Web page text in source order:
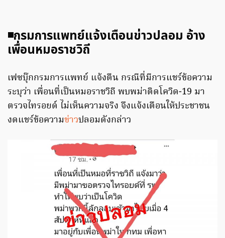
◾️กรมการแพทย์แจ้งเตือนข่าวปลอม อ้าง
เพื่อนหมอราชวิถี
เฟซบุ๊กกรมการแพทย์ แจ้งตืน กรณีที่มีการแชร์ข้อความ
ระบุว่า เพื่อนที่เป็นหมอราชวิถี พบพม่าติดโควิด-19 มา
ตรวจไทรอยด์ ไม่เห็นความจริง จึงแจ้งเตือนให้ประชาชน
งดแชร์ข้อความข่าวปลอมดังกล่าว